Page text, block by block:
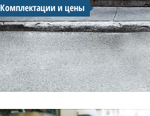
Комплектации и цены